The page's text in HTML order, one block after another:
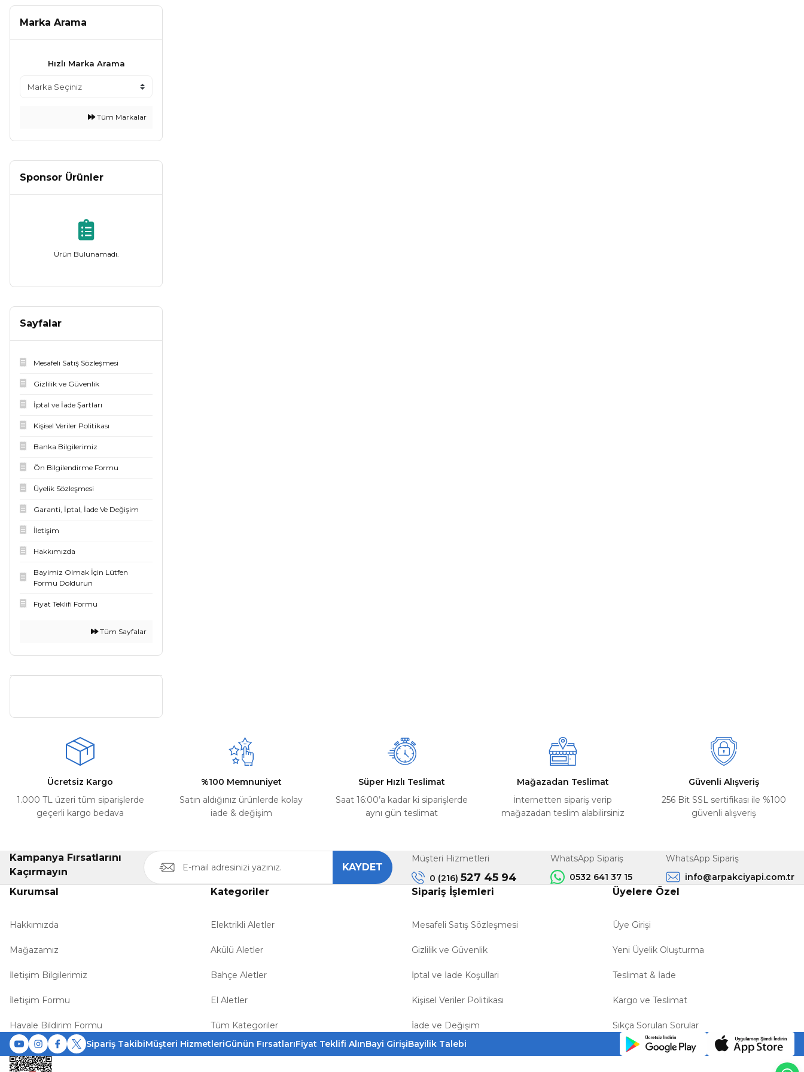
Marka Arama
Hızlı Marka Arama
Tüm Markalar
Sponsor Ürünler
Ürün Bulunamadı.
Sayfalar
Mesafeli Satış Sözleşmesi
Gizlilik ve Güvenlik
İptal ve İade Şartları
Kişisel Veriler Politikası
Banka Bilgilerimiz
Ön Bilgilendirme Formu
Üyelik Sözleşmesi
Garanti, İptal, İade Ve Değişim
İletişim
Hakkımızda
Bayimiz Olmak İçin Lütfen
Formu Doldurun
Fiyat Teklifi Formu
Tüm Sayfalar
Ücretsiz Kargo
1.000 TL üzeri tüm siparişlerde
geçerli kargo bedava
%100 Memnuniyet
Satın aldığınız ürünlerde kolay
iade & değişim
Süper Hızlı Teslimat
Saat 16:00’a kadar ki siparişlerde
aynı gün teslimat
Mağazadan Teslimat
İnternetten sipariş verip
mağazadan teslim alabilirsiniz
Güvenli Alışveriş
256 Bit SSL sertifikası ile %100
güvenli alışveriş
Kampanya Fırsatlarını
Kaçırmayın
KAYDET
Müşteri Hizmetleri
0 (216) 527 45 94
WhatsApp Sipariş
0532 641 37 15
WhatsApp Sipariş
info@arpakciyapi.com.tr
Kurumsal
Hakkımızda
Mağazamız
İletişim Bilgilerimiz
İletişim Formu
Havale Bildirim Formu
Kategoriler
Elektrikli Aletler
Akülü Aletler
Bahçe Aletler
El Aletler
Tüm Kategoriler
Sipariş İşlemleri
Mesafeli Satış Sözleşmesi
Gizlilik ve Güvenlik
İptal ve İade Koşullari
Kişisel Veriler Politikası
İade ve Değişim
Üyelere Özel
Üye Girişi
Yeni Üyelik Oluşturma
Teslimat & İade
Kargo ve Teslimat
Sıkça Sorulan Sorular
Sipariş TakibiMüşteri HizmetleriGünün FırsatlarıFiyat Teklifi AlınBayi GirişiBayilik Talebi